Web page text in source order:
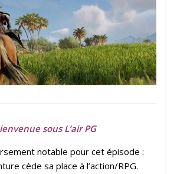
sous L’air PG
notable pour cet épisode :
cède sa place à l’action/RPG.